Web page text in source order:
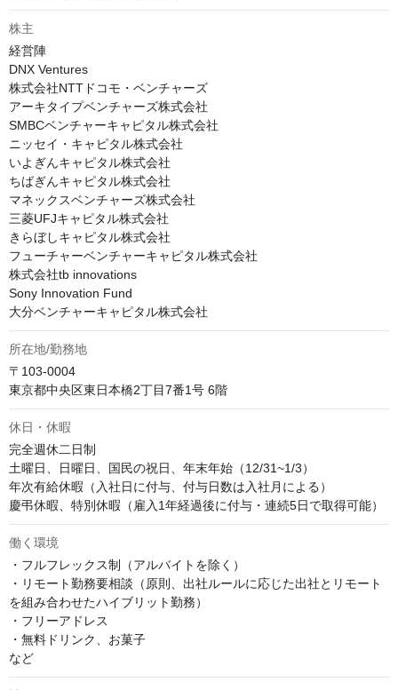
株主
経営陣
DNX Ventures
株式会社NTTドコモ・ベンチャーズ
アーキタイプベンチャーズ株式会社
SMBCベンチャーキャピタル株式会社
ニッセイ・キャピタル株式会社
いよぎんキャピタル株式会社
ちばぎんキャピタル株式会社
マネックスベンチャーズ株式会社
三菱UFJキャピタル株式会社
きらぼしキャピタル株式会社
フューチャーベンチャーキャピタル株式会社
株式会社tb innovations
Sony Innovation Fund
大分ベンチャーキャピタル株式会社
所在地/勤務地
〒103-0004
東京都中央区東日本橋2丁目7番1号 6階
休日・休暇
完全週休二日制
土曜日、日曜日、国民の祝日、年末年始（12/31~1/3）
年次有給休暇（入社日に付与、付与日数は入社月による）
慶弔休暇、特別休暇（雇入1年経過後に付与・連続5日で取得可能）
働く環境
・フルフレックス制（アルバイトを除く）
・リモート勤務要相談（原則、出社ルールに応じた出社とリモート
を組み合わせたハイブリット勤務）
・フリーアドレス
・無料ドリンク、お菓子
など